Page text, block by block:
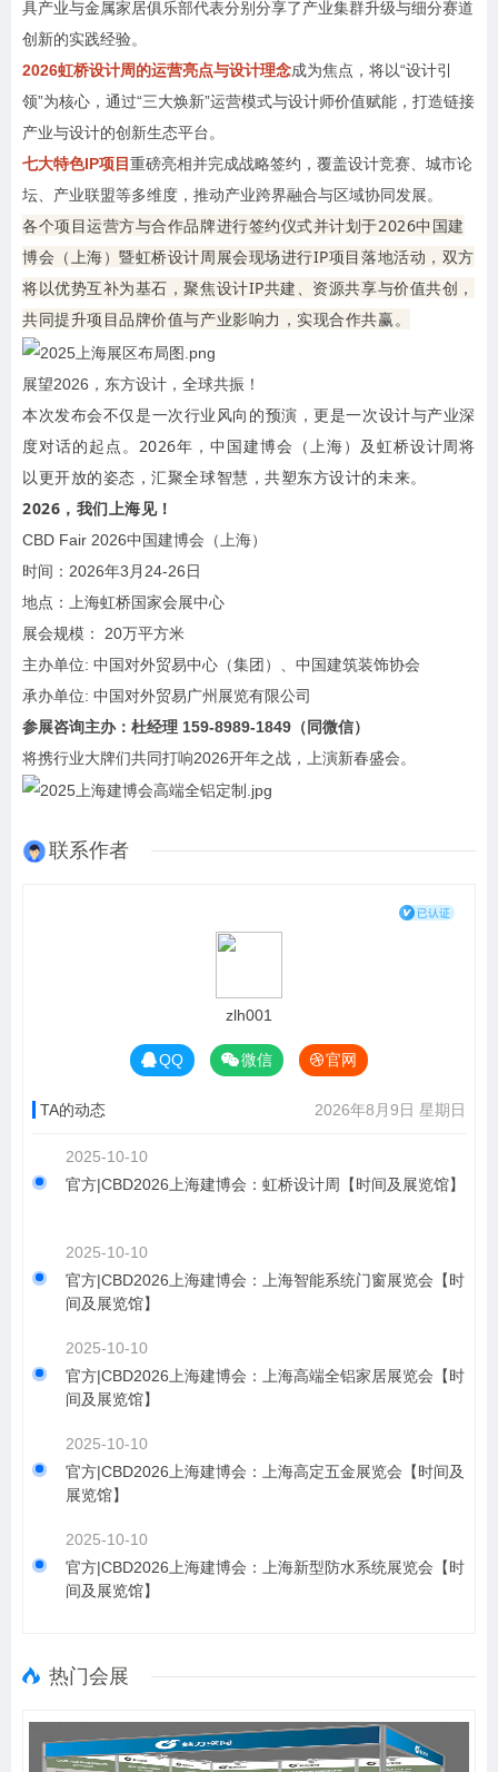
具产业与金属家居俱乐部代表分别分享了产业集群升级与细分赛道
创新的实践经验。
2026虹桥设计周的运营亮点与设计理念成为焦点，将以“设计引
领”为核心，通过“三大焕新”运营模式与设计师价值赋能，打造链接
产业与设计的创新生态平台。
七大特色IP项目重磅亮相并完成战略签约，覆盖设计竞赛、城市论
坛、产业联盟等多维度，推动产业跨界融合与区域协同发展。
各个项目运营方与合作品牌进行签约仪式并计划于2026中国建
博会（上海）暨虹桥设计周展会现场进行IP项目落地活动，双方
将以优势互补为基石，聚焦设计IP共建、资源共享与价值共创，
共同提升项目品牌价值与产业影响力，实现合作共赢。
展望2026，东方设计，全球共振！
本次发布会不仅是一次行业风向的预演，更是一次设计与产业深
度对话的起点。2026年，中国建博会（上海）及虹桥设计周将
以更开放的姿态，汇聚全球智慧，共塑东方设计的未来。
2026，我们上海见！
CBD Fair 2026中国建博会（上海）
时间：2026年3月24-26日
地点：上海虹桥国家会展中心
展会规模： 20万平方米
主办单位: 中国对外贸易中心（集团）、中国建筑装饰协会
承办单位: 中国对外贸易广州展览有限公司
参展咨询主办：杜经理 159-8989-1849（同微信）
将携行业大牌们共同打响2026开年之战，上演新春盛会。
联系作者
zlh001
QQ 微信 官网
TA的动态 2026年8月9日 星期日
2025-10-10
官方|CBD2026上海建博会：虹桥设计周【时间及展览馆】
2025-10-10
官方|CBD2026上海建博会：上海智能系统门窗展览会【时
间及展览馆】
2025-10-10
官方|CBD2026上海建博会：上海高端全铝家居展览会【时
间及展览馆】
2025-10-10
官方|CBD2026上海建博会：上海高定五金展览会【时间及
展览馆】
2025-10-10
官方|CBD2026上海建博会：上海新型防水系统展览会【时
间及展览馆】
热门会展